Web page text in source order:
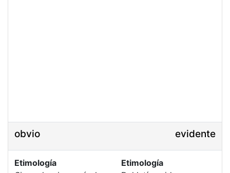
obvio evidente
Etimología
Etimología